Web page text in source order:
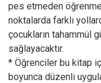
pes etmeden
noktalarda farklı
çocukların tahammül
sağlayacaktır.
* Öğrenciler bu kitap
boyunca düzenli